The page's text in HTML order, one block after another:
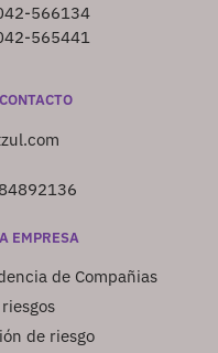
566134
565441
EMPRESA
de Compañias
de riesgo